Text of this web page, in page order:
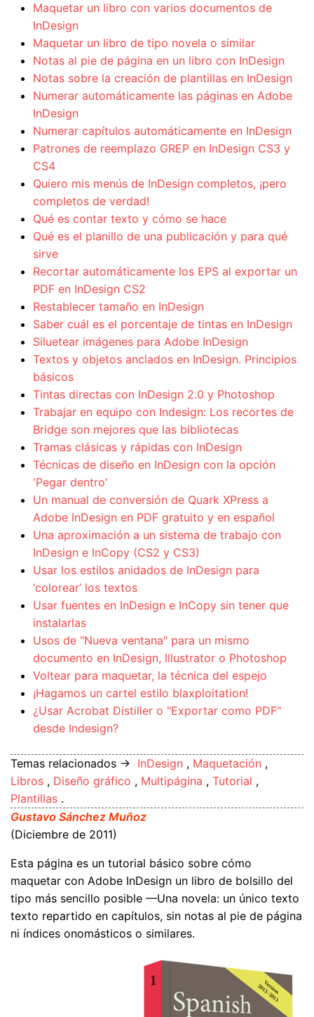
Maquetar un libro con varios documentos de
InDesign
Maquetar un libro de tipo novela o similar
Notas al pie de página en un libro con InDesign
Notas sobre la creación de plantillas en InDesign
Numerar automáticamente las páginas en Adobe
InDesign
Numerar capítulos automáticamente en InDesign
Patrones de reemplazo GREP en InDesign CS3 y
CS4
Quiero mis menús de InDesign completos, ¡pero
completos de verdad!
Qué es contar texto y cómo se hace
Qué es el planillo de una publicación y para qué
sirve
Recortar automáticamente los EPS al exportar un
PDF en InDesign CS2
Restablecer tamaño en InDesign
Saber cuál es el porcentaje de tintas en InDesign
Siluetear imágenes para Adobe InDesign
Textos y objetos anclados en InDesign. Principios
básicos
Tintas directas con InDesign 2.0 y Photoshop
Trabajar en equipo con Indesign: Los recortes de
Bridge son mejores que las bibliotecas
Tramas clásicas y rápidas con InDesign
Técnicas de diseño en InDesign con la opción
'Pegar dentro'
Un manual de conversión de Quark XPress a
Adobe InDesign en PDF gratuito y en español
Una aproximación a un sistema de trabajo con
InDesign e InCopy (CS2 y CS3)
Usar los estilos anidados de InDesign para
‘colorear’ los textos
Usar fuentes en InDesign e InCopy sin tener que
instalarlas
Usos de "Nueva ventana" para un mismo
documento en InDesign, Illustrator o Photoshop
Voltear para maquetar, la técnica del espejo
¡Hagamos un cartel estilo blaxploitation!
¿Usar Acrobat Distiller o "Exportar como PDF"
desde Indesign?
Temas relacionados → InDesign , Maquetación ,
Libros , Diseño gráfico , Multipágina , Tutorial ,
Plantillas .
Gustavo Sánchez Muñoz
(Diciembre de 2011)
Esta página es un tutorial básico sobre cómo
maquetar con Adobe InDesign un libro de bolsillo del
tipo más sencillo posible —Una novela: un único texto
texto repartido en capítulos, sin notas al pie de página
ni índices onomásticos o similares.